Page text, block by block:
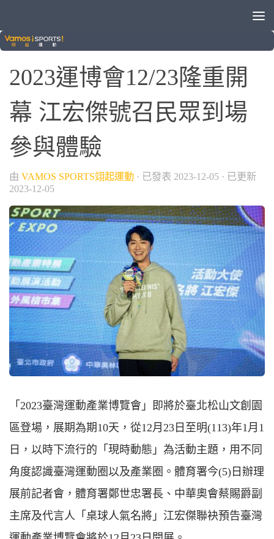
各種運動
2023運博會12/23隆重開
幕 江宏傑號召民眾到場
參與體驗
由 VAMOS SPORTS翊起運動 · 已發表 2023-12-05 · 已更新
2023-12-05
「2023臺灣運動產業博覽會」即將於臺北松山文創園
區登場，展期為期10天，從12月23日至明(113)年1月1
日，以時下流行的「現時動態」為活動主題，用不同
角度認識臺灣運動圈以及產業圈。體育署今(5)日辦理
展前記者會，體育署鄭世忠署長、中華奧會蔡賜爵副
主席及代言人「桌球人氣名將」江宏傑聯袂預告臺灣